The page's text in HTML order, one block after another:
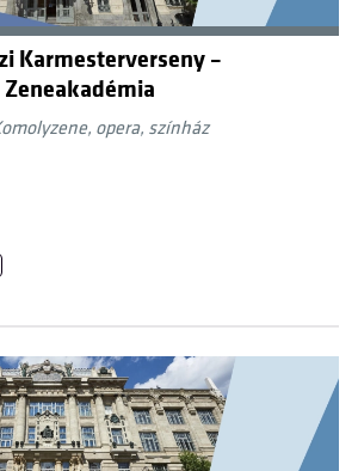
Karmesterverseny –
Zeneakadémia
opera, színház